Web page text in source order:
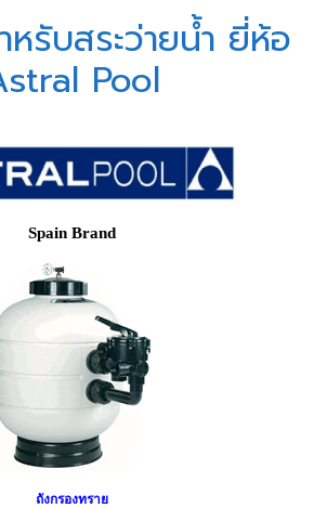
รับสระว่ายน้ำ ยี่ห้อ
Pool
Spain Brand
ถังกรองทราย